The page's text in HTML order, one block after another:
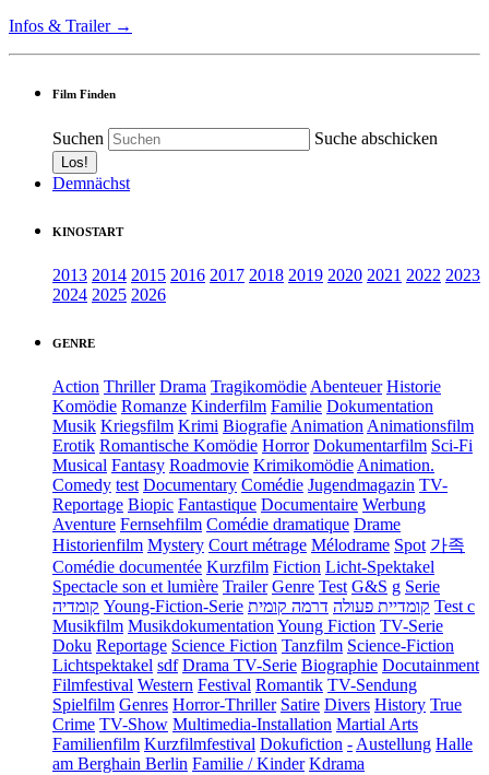
Infos & Trailer →
Film Finden
Suchen Suche abschicken
Demnächst
KINOSTART
2013 2014 2015 2016 2017 2018 2019 2020 2021 2022 2023
2024 2025 2026
GENRE
Action Thriller Drama Tragikomödie Abenteuer Historie
Komödie Romanze Kinderfilm Familie Dokumentation
Musik Kriegsfilm Krimi Biografie Animation Animationsfilm
Erotik Romantische Komödie Horror Dokumentarfilm Sci-Fi
Musical Fantasy Roadmovie Krimikomödie Animation.
Comedy test Documentary Comédie Jugendmagazin TV-
Reportage Biopic Fantastique Documentaire Werbung
Aventure Fernsehfilm Comédie dramatique Drame
Historienfilm Mystery Court métrage Mélodrame Spot 가족
Comédie documentée Kurzfilm Fiction Licht-Spektakel
Spectacle son et lumière Trailer Genre Test G&S g Serie
קומדיה Young-Fiction-Serie קומדיית פעולה דרמה קומית
Test c
Musikfilm Musikdokumentation Young Fiction TV-Serie
Doku Reportage Science Fiction Tanzfilm Science-Fiction
Lichtspektakel sdf Drama TV-Serie Biographie Docutainment
Filmfestival Western Festival Romantik TV-Sendung
Spielfilm Genres Horror-Thriller Satire Divers History True
Crime TV-Show Multimedia-Installation Martial Arts
Familienfilm Kurzfilmfestival Dokufiction - Austellung Halle
am Berghain Berlin Familie / Kinder Kdrama